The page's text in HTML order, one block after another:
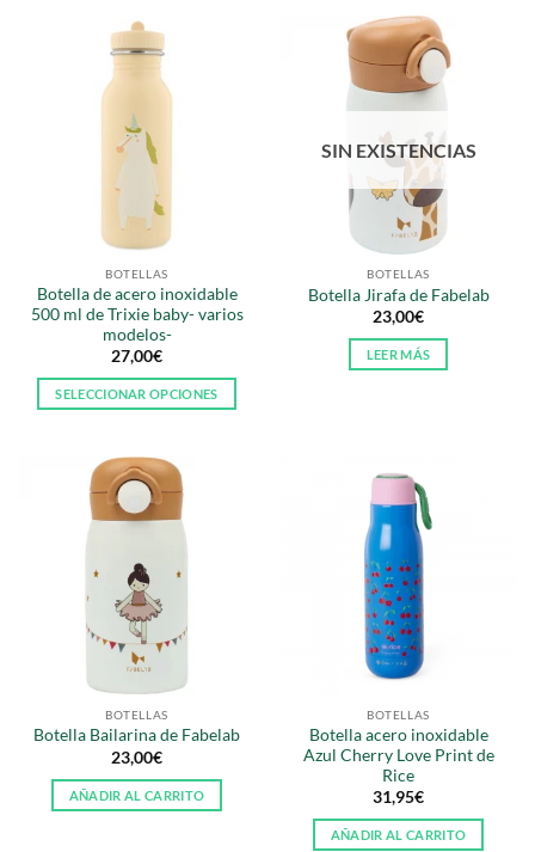
BOTELLAS
Botella de acero inoxidable
500 ml de Trixie baby- varios
modelos-
27,00€
SELECCIONAR OPCIONES
tiene
múltiples
variantes.
opciones
se
pueden
elegir
en
la
página
de
SIN EXISTENCIAS
BOTELLAS
Botella Jirafa de Fabelab
23,00€
LEER MÁS
BOTELLAS
Botella Bailarina de Fabelab
23,00€
AÑADIR AL CARRITO
BOTELLAS
Botella acero inoxidable
Azul Cherry Love Print de
Rice
31,95€
AÑADIR AL CARRITO